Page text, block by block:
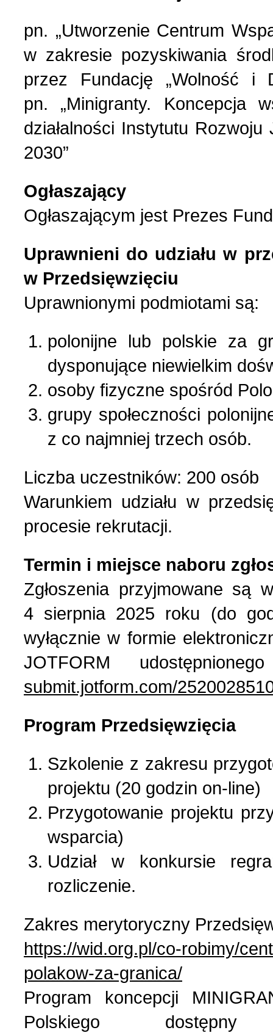
pn. „Utworzenie Centrum
w zakresie pozyskiwania
przez Fundację „Wolność i
pn. „Minigranty. Koncepcja
działalności Instytutu
2030”
Ogłaszający
Ogłaszającym jest Prezes
Uprawnieni do udziału w
w Przedsięwzięciu
Uprawnionymi podmiotami są:
polonijne lub polskie za
dysponujące niewielkim
osoby fizyczne spośród
grupy społeczności
z co najmniej trzech osób.
Liczba uczestników: 200 osób
Warunkiem udziału w
procesie rekrutacji.
Termin i miejsce naboru
Zgłoszenia przyjmowane
4 sierpnia 2025 roku (do
wyłącznie w formie
JOTFORM
submit.jotform.com/
Program Przedsięwzięcia
Szkolenie z zakresu
projektu (20 godzin on-line)
Przygotowanie projektu
wsparcia)
Udział w konkursie
rozliczenie.
Zakres merytoryczny
https://wid.org.pl/co-
polakow-za-granica/
Program koncepcji
Polskiego